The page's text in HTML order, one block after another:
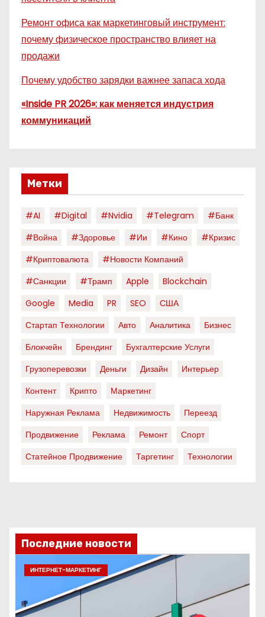
Ремонт офиса как маркетинговый инструмент:
почему физическое пространство влияет на
продажи
Почему удобство зарядки важнее запаса хода
«Inside PR 2026»: как меняется индустрия
коммуникаций
Метки
#AI #digital #nvidia #telegram
#банк
#война
#здоровье #ии #кино
#кризис
#криптовалюта
#новости Компаний
#санкции
#трамп Apple
Blockchain
Google
Media PR SEO
США
Стартап Технологии
Авто Аналитика
Бизнес
Блокчейн
Брендинг
Бухгалтерские Услуги
Грузоперевозки
Деньги Дизайн
Интерьер
Контент
Крипто
Маркетинг
Наружная Реклама
Недвижимость
Переезд
Продвижение
Реклама Ремонт
Спорт
Статейное Продвижение
Таргетинг Технологии
Последние новости
ИНТЕРНЕТ-МАРКЕТИНГ